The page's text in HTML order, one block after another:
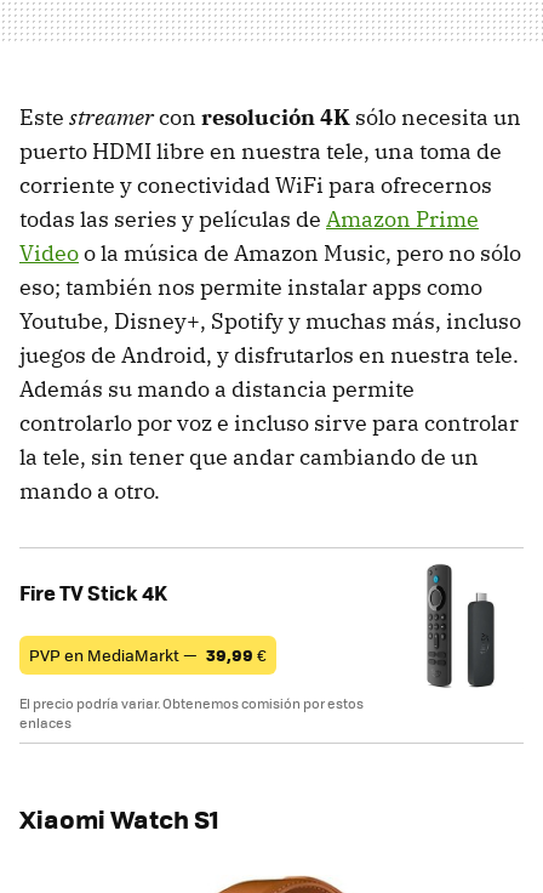
Este streamercon resolución 4K sólo necesita un
puerto HDMI libre en nuestra tele, una toma de
corriente y conectividad WiFi para ofrecernos
todas las series y películas de Amazon Prime
Videoo la música de Amazon Music, pero no sólo
eso; también nos permite instalar apps como
Youtube, Disney+, Spotify y muchas más, incluso
juegos de Android, y disfrutarlos en nuestra tele.
Además su mando a distancia permite
controlarlo por voz e incluso sirve para controlar
la tele, sin tener que andar cambiando de un
mando a otro.
Fire TV Stick 4K
PVP en MediaMarkt — 39,99 €
El precio podría variar. Obtenemos comisión por estos
enlaces
Xiaomi Watch S1